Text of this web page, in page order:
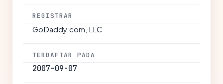
REGISTRAR
GoDaddy.com, LLC
TERDAFTAR PADA
2007-09-07